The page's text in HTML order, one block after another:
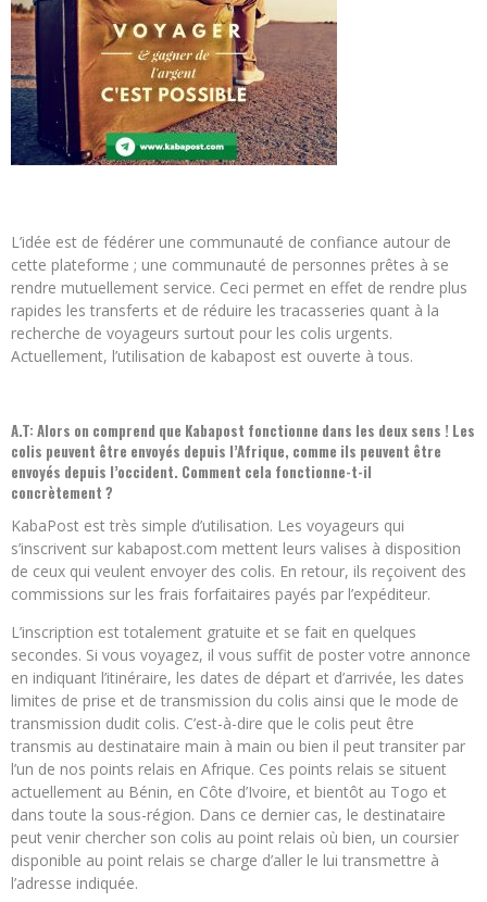
L’idée est de fédérer une communauté de confiance autour de
cette plateforme ; une communauté de personnes prêtes à se
rendre mutuellement service. Ceci permet en effet de rendre plus
rapides les transferts et de réduire les tracasseries quant à la
recherche de voyageurs surtout pour les colis urgents.
Actuellement, l’utilisation de kabapost est ouverte à tous.
A.T: Alors on comprend que Kabapost fonctionne dans les deux sens ! Les
colis peuvent être envoyés depuis l’Afrique, comme ils peuvent être
envoyés depuis l’occident. Comment cela fonctionne-t-il
concrètement ?
KabaPost est très simple d’utilisation. Les voyageurs qui
s’inscrivent sur kabapost.com mettent leurs valises à disposition
de ceux qui veulent envoyer des colis. En retour, ils reçoivent des
commissions sur les frais forfaitaires payés par l’expéditeur.
L’inscription est totalement gratuite et se fait en quelques
secondes. Si vous voyagez, il vous suffit de poster votre annonce
en indiquant l’itinéraire, les dates de départ et d’arrivée, les dates
limites de prise et de transmission du colis ainsi que le mode de
transmission dudit colis. C’est-à-dire que le colis peut être
transmis au destinataire main à main ou bien il peut transiter par
l’un de nos points relais en Afrique. Ces points relais se situent
actuellement au Bénin, en Côte d’Ivoire, et bientôt au Togo et
dans toute la sous-région. Dans ce dernier cas, le destinataire
peut venir chercher son colis au point relais où bien, un coursier
disponible au point relais se charge d’aller le lui transmettre à
l’adresse indiquée.